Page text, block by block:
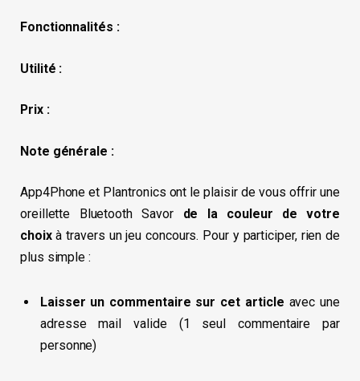
Fonctionnalités :
Utilité :
Prix :
Note générale :
App4Phone et Plantronics ont le plaisir de vous offrir une
oreillette Bluetooth Savor de la couleur de votre
choixà travers un jeu concours. Pour y participer, rien de
plus simple :
Laisser un commentaire sur cet article avec une
adresse mail valide (1 seul commentaire par
personne)